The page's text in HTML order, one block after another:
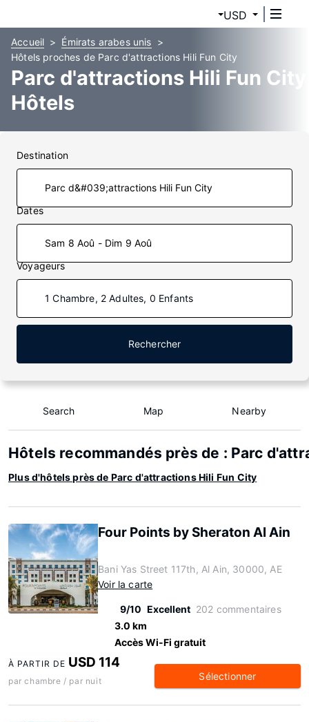
USD
Accueil
Émirats arabes unis
Hôtels proches de Parc d'attractions Hili Fun City
Parc d'attractions Hili Fun City
Hôtels
Destination
Dates
Sam 8 Aoû - Dim 9 Aoû
Voyageurs
1 Chambre, 2 Adultes, 0 Enfants
Rechercher
Search Map Nearby
Hôtels recommandés près de : Parc
Plus d'hôtels près de Parc d'attractions Hili Fun City
Four Points by Sheraton Al Ain
Bani Yas Street 117th, Al Ain, 30000, AE
Voir la carte
9/10 Excellent 202 commentaires
3.0 km
Accès Wi-Fi gratuit
À PARTIR DE USD 114
par chambre / par nuit Sélectionner